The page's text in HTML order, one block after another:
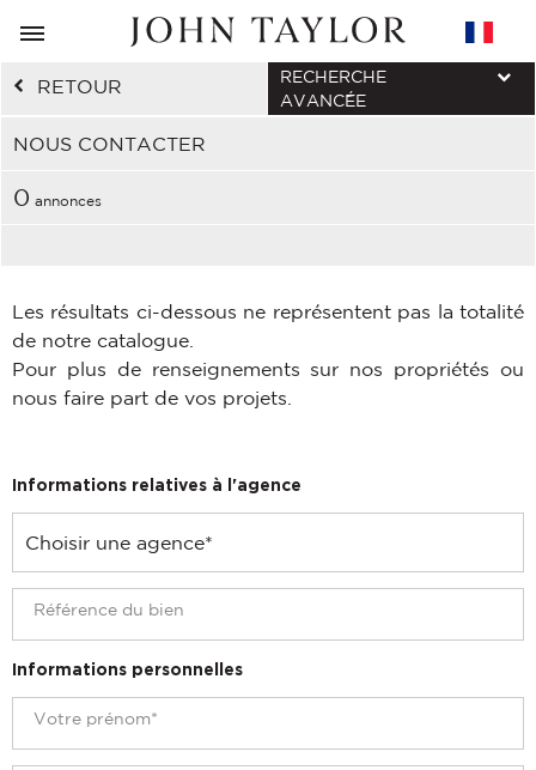
RETOUR
NOUS CONTACTER
RECHERCHE
AVANCÉE
0 annonces
Les résultats ci-dessous ne représentent pas la totalité
de notre catalogue.
Pour plus de renseignements sur nos propriétés ou
nous faire part de vos projets.
Informations relatives à l'agence
Informations personnelles